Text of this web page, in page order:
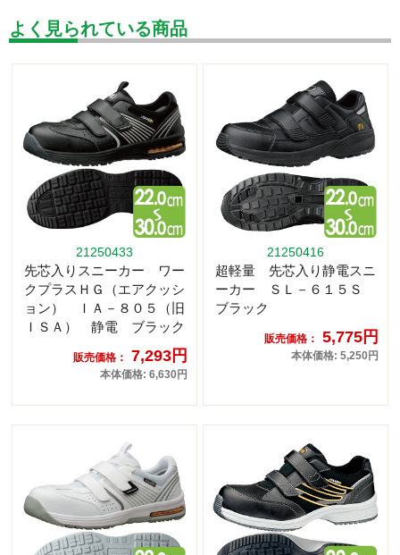
よく見られている商品
21250433
先芯入りスニーカー ワー
クプラスＨＧ（エアクッシ
ョン） ＩＡ－８０５（旧
ＩＳＡ） 静電 ブラック
販売価格： 7,293円
本体価格: 6,630円
21250416
超軽量 先芯入り静電スニ
ーカー ＳＬ－６１５Ｓ
ブラック
販売価格： 5,775円
本体価格: 5,250円